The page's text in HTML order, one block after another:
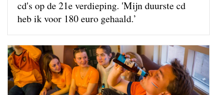
cd's op de 21e verdieping. 'Mijn duurste cd
heb ik voor 180 euro gehaald.’